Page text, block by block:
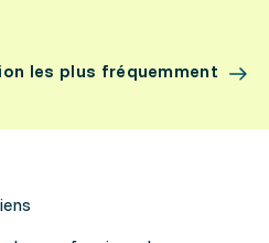
les plus fréquemment